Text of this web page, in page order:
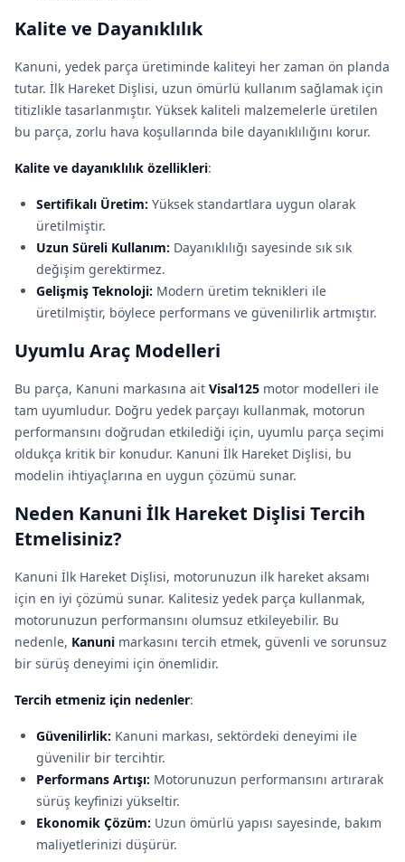
Kalite ve Dayanıklılık
Kanuni, yedek parça üretiminde kaliteyi her zaman ön planda
tutar. İlk Hareket Dişlisi, uzun ömürlü kullanım sağlamak için
titizlikle tasarlanmıştır. Yüksek kaliteli malzemelerle üretilen
bu parça, zorlu hava koşullarında bile dayanıklılığını korur.
Kalite ve dayanıklılık özellikleri:
Sertifikalı Üretim: Yüksek standartlara uygun olarak
üretilmiştir.
Uzun Süreli Kullanım: Dayanıklılığı sayesinde sık sık
değişim gerektirmez.
Gelişmiş Teknoloji: Modern üretim teknikleri ile
üretilmiştir, böylece performans ve güvenilirlik artmıştır.
Uyumlu Araç Modelleri
Bu parça, Kanuni markasına ait Visal125 motor modelleri ile
tam uyumludur. Doğru yedek parçayı kullanmak, motorun
performansını doğrudan etkilediği için, uyumlu parça seçimi
oldukça kritik bir konudur. Kanuni İlk Hareket Dişlisi, bu
modelin ihtiyaçlarına en uygun çözümü sunar.
Neden Kanuni İlk Hareket Dişlisi Tercih
Etmelisiniz?
Kanuni İlk Hareket Dişlisi, motorunuzun ilk hareket aksa­mı
için en iyi çözümü sunar. Kalitesiz yedek parça kullanmak,
motorunuzun performansını olumsuz etkileyebilir. Bu
nedenle, Kanuni markasını tercih etmek, güvenli ve sorunsuz
bir sürüş deneyimi için önemlidir.
Tercih etmeniz için nedenler:
Güvenilirlik: Kanuni markası, sektördeki deneyimi ile
güvenilir bir tercihtir.
Performans Artışı: Motorunuzun performansını artırarak
sürüş keyfinizi yükseltir.
Ekonomik Çözüm: Uzun ömürlü yapısı sayesinde, bakım
maliyetlerinizi düşürür.